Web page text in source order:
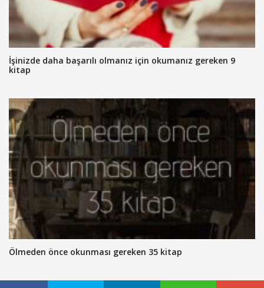
İşinizde daha başarılı olmanız için okumanız gereken 9
kitap
Ölmeden önce okunması gereken 35 kitap